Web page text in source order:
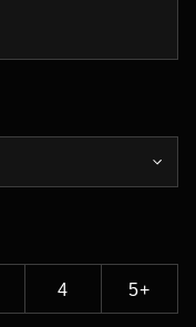
4 5+